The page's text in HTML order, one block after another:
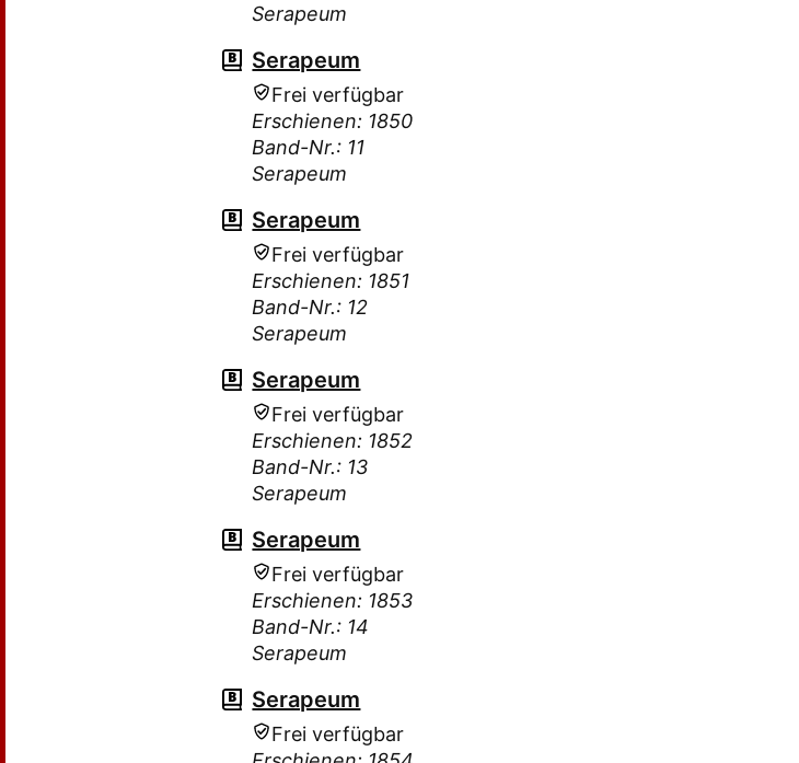
Serapeum
Serapeum
Frei verfügbar
Erschienen: 1850
Band-Nr.: 11
Serapeum
Serapeum
Frei verfügbar
Erschienen: 1851
Band-Nr.: 12
Serapeum
Serapeum
Frei verfügbar
Erschienen: 1852
Band-Nr.: 13
Serapeum
Serapeum
Frei verfügbar
Erschienen: 1853
Band-Nr.: 14
Serapeum
Serapeum
Frei verfügbar